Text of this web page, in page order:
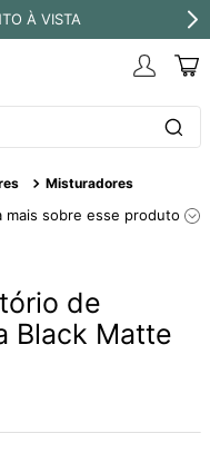
À VISTA
Misturadores
mais sobre esse produto
de
Black Matte